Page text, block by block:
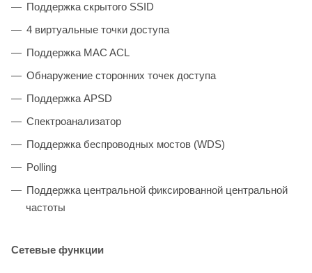
Поддержка скрытого SSID
4 виртуальные точки доступа
Поддержка MAC ACL
Обнаружение сторонних точек доступа
Поддержка APSD
Спектроанализатор
Поддержка беспроводных мостов (WDS)
Polling
Поддержка центральной фиксированной центральной
частоты
Сетевые функции